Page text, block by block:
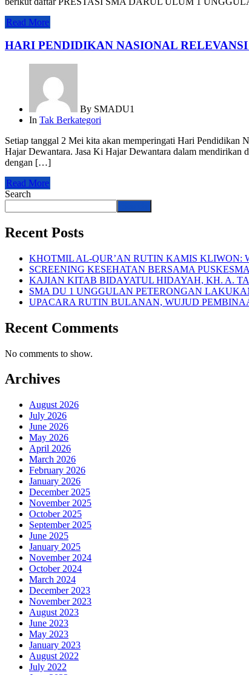
Read More
HARI PENDIDIKAN NASIONAL
By SMADU1
In Tak Berkategori
Setiap tanggal 2 Mei kita akan memperingati Hari Pendidikan
Hajar Dewantara. Jasa Ki Hajar Dewantara dalam mendirikan
dengan […]
Read More
Search
Recent Posts
KHOTMIL AL-QUR’AN RUTIN KAMIS KLIWON:
SCREENING KESEHATAN BERSAMA
KAJIAN KITAB BIDAYATUL HIDAYAH, KH. A.
SMA DU 1 UNGGULAN PETERONGAN
UPACARA RUTIN BULANAN, WUJUD
Recent Comments
No comments to show.
Archives
August 2026
July 2026
June 2026
May 2026
April 2026
March 2026
February 2026
January 2026
December 2025
November 2025
October 2025
September 2025
June 2025
January 2025
November 2024
October 2024
March 2024
December 2023
November 2023
August 2023
June 2023
May 2023
January 2023
August 2022
July 2022